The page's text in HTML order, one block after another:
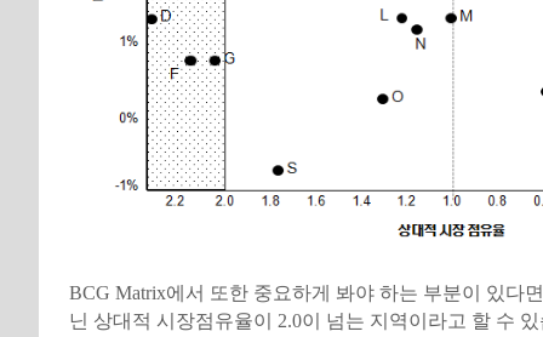
BCG Matrix에서 또한 중요하게 봐야 하는 부분이 있다
닌 상대적 시장점유율이 2.0이 넘는 지역이라고 할 수